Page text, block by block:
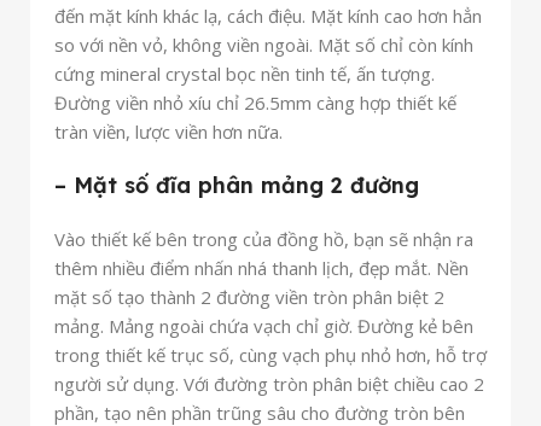
đến mặt kính khác lạ, cách điệu. Mặt kính cao hơn hẳn
so với nền vỏ, không viền ngoài. Mặt số chỉ còn kính
cứng mineral crystal bọc nền tinh tế, ấn tượng.
Đường viền nhỏ xíu chỉ 26.5mm càng hợp thiết kế
tràn viền, lược viền hơn nữa.
– Mặt số đĩa phân mảng 2 đường
Vào thiết kế bên trong của đồng hồ, bạn sẽ nhận ra
thêm nhiều điểm nhấn nhá thanh lịch, đẹp mắt. Nền
mặt số tạo thành 2 đường viền tròn phân biệt 2
mảng. Mảng ngoài chứa vạch chỉ giờ. Đường kẻ bên
trong thiết kế trục số, cùng vạch phụ nhỏ hơn, hỗ trợ
người sử dụng. Với đường tròn phân biệt chiều cao 2
phần, tạo nên phần trũng sâu cho đường tròn bên